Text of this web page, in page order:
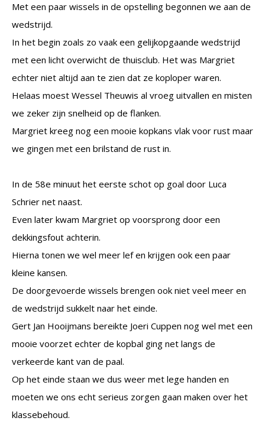
Met een paar wissels in de opstelling begonnen we aan de
wedstrijd.
In het begin zoals zo vaak een gelijkopgaande wedstrijd
met een licht overwicht de thuisclub. Het was Margriet
echter niet altijd aan te zien dat ze koploper waren.
Helaas moest Wessel Theuwis al vroeg uitvallen en misten
we zeker zijn snelheid op de flanken.
Margriet kreeg nog een mooie kopkans vlak voor rust maar
we gingen met een brilstand de rust in.
In de 58e minuut het eerste schot op goal door Luca
Schrier net naast.
Even later kwam Margriet op voorsprong door een
dekkingsfout achterin.
Hierna tonen we wel meer lef en krijgen ook een paar
kleine kansen.
De doorgevoerde wissels brengen ook niet veel meer en
de wedstrijd sukkelt naar het einde.
Gert Jan Hooijmans bereikte Joeri Cuppen nog wel met een
mooie voorzet echter de kopbal ging net langs de
verkeerde kant van de paal.
Op het einde staan we dus weer met lege handen en
moeten we ons echt serieus zorgen gaan maken over het
klassebehoud.